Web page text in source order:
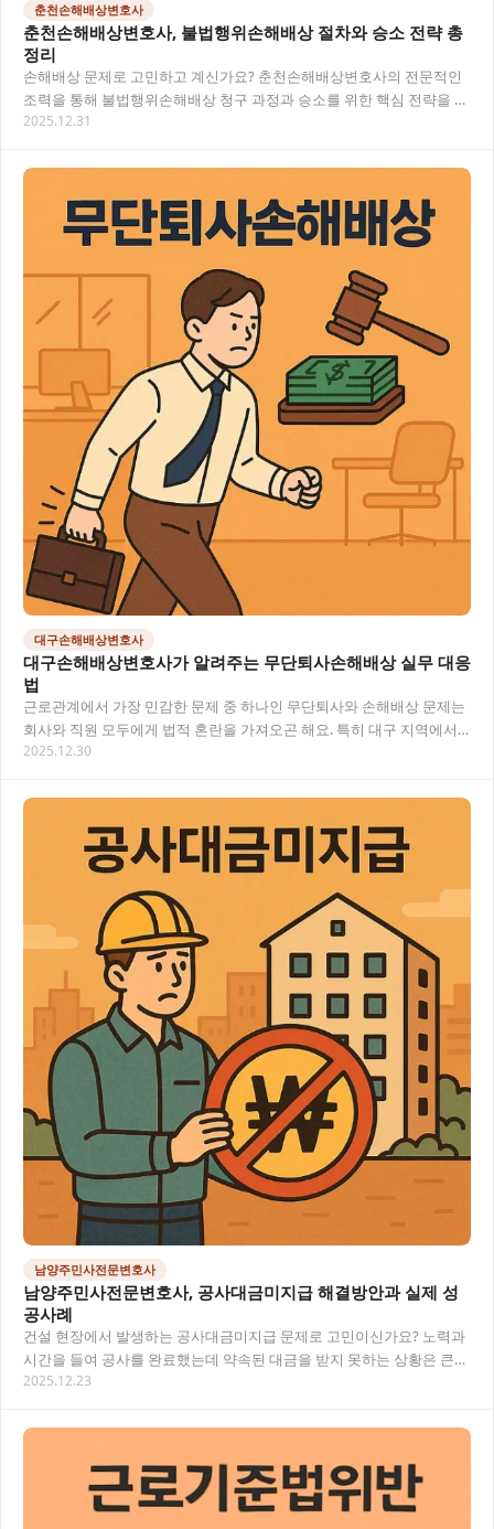
춘천손해배상변호사
춘천손해배상변호사, 불법행위손해배상 절차와 승소 전략 총
정리
손해배상 문제로 고민하고 계신가요? 춘천손해배상변호사의 전문적인
조력을 통해 불법행위손해배상 청구 과정과 승소를 위한 핵심 전략을 알
아보겠습니다. 타인의 불법행위로 인한 피해를 제…
2025.12.31
대구손해배상변호사
대구손해배상변호사가 알려주는 무단퇴사손해배상 실무 대응
법
근로관계에서 가장 민감한 문제 중 하나인 무단퇴사와 손해배상 문제는
회사와 직원 모두에게 법적 혼란을 가져오곤 해요. 특히 대구 지역에서
도 근로계약 위반으로 인한 손해배상 청구가…
2025.12.30
남양주민사전문변호사
남양주민사전문변호사, 공사대금미지급 해결방안과 실제 성
공사례
건설 현장에서 발생하는 공사대금미지급 문제로 고민이신가요? 노력과
시간을 들여 공사를 완료했는데 약속된 대금을 받지 못하는 상황은 큰
경제적 타격을 가져옵니다. 남양주 지역에서 발…
2025.12.23